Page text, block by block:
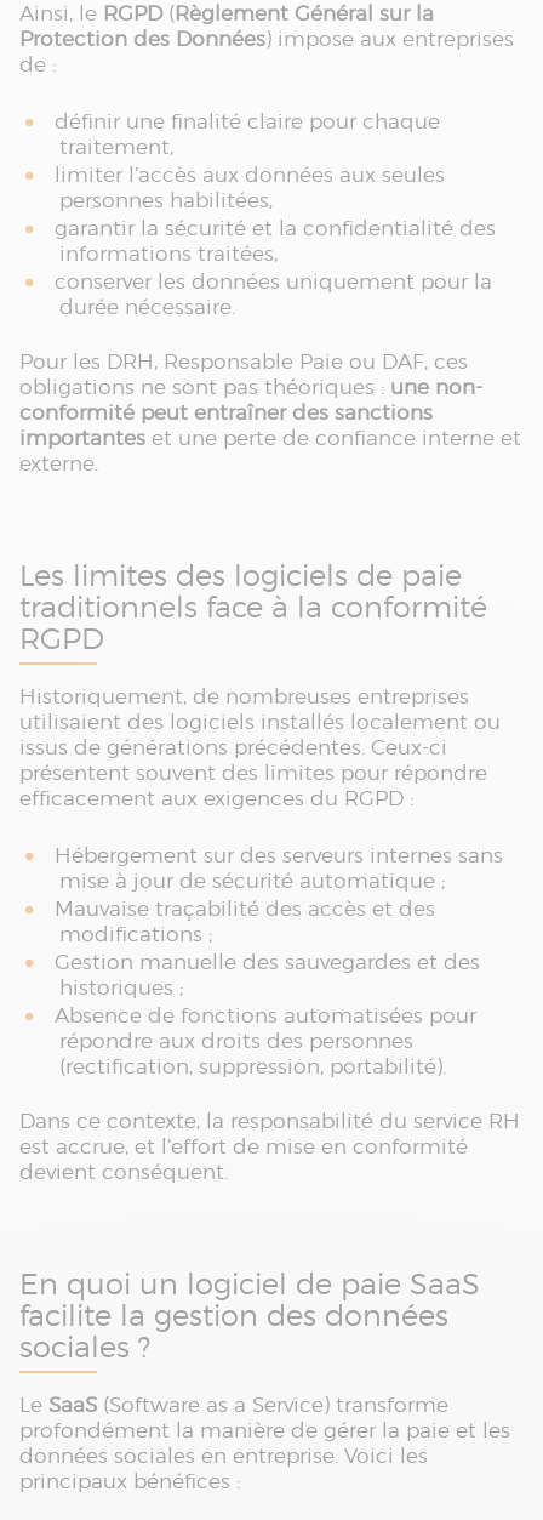
Ainsi, le RGPD(Règlement Général sur la
Protection des Données) impose aux entreprises
de :
définir une finalité claire pour chaque
traitement,
limiter l’accès aux données aux seules
personnes habilitées,
garantir la sécurité et la confidentialité des
informations traitées,
conserver les données uniquement pour la
durée nécessaire.
Pour les DRH, Responsable Paie ou DAF, ces
obligations ne sont pas théoriques : une non-
conformité peut entraîner des sanctions
importantes et une perte de confiance interne et
externe.
Les limites des logiciels de paie
traditionnels face à la conformité
RGPD
Historiquement, de nombreuses entreprises
utilisaient des logiciels installés localement ou
issus de générations précédentes. Ceux-ci
présentent souvent des limites pour répondre
efficacement aux exigences du RGPD :
Hébergement sur des serveurs internes sans
mise à jour de sécurité automatique ;
Mauvaise traçabilité des accès et des
modifications ;
Gestion manuelle des sauvegardes et des
historiques ;
Absence de fonctions automatisées pour
répondre aux droits des personnes
(rectification, suppression, portabilité).
Dans ce contexte, la responsabilité du service RH
est accrue, et l’effort de mise en conformité
devient conséquent.
En quoi un logiciel de paie SaaS
facilite la gestion des données
sociales ?
Le SaaS (Software as a Service) transforme
profondément la manière de gérer la paie et les
données sociales en entreprise. Voici les
principaux bénéfices :